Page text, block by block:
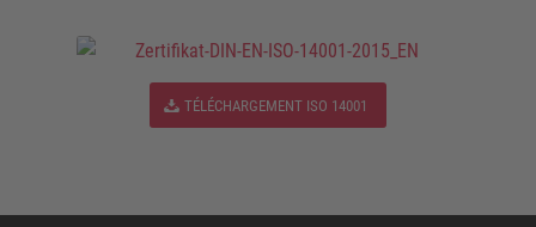
TÉLÉCHARGEMENT ISO 14001